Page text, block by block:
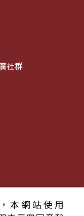
社群
本網站使用